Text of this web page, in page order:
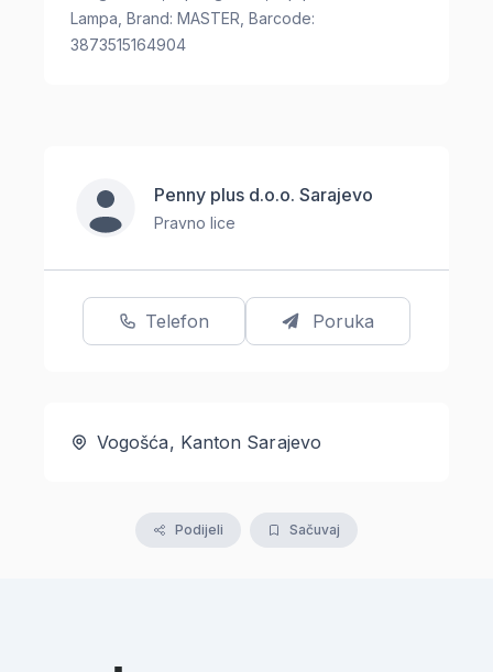
Lampa, Brand: MASTER, Barcode:
3873515164904
Penny plus d.o.o. Sarajevo
Pravno lice
Telefon Poruka
Vogošća, Kanton Sarajevo
Podijeli Sačuvaj